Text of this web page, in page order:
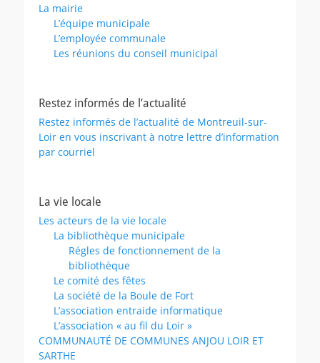
La mairie
L’équipe municipale
L’employée communale
Les réunions du conseil municipal
Restez informés de l’actualité
Restez informés de l’actualité de Montreuil-sur-
Loir en vous inscrivant à notre lettre d’information
par courriel
La vie locale
Les acteurs de la vie locale
La bibliothèque municipale
Régles de fonctionnement de la
bibliothèque
Le comité des fêtes
La société de la Boule de Fort
L’association entraide informatique
L’association « au fil du Loir »
COMMUNAUTÉ DE COMMUNES ANJOU LOIR ET
SARTHE